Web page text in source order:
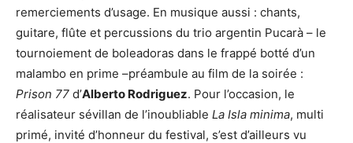
remerciements d’usage. En musique aussi : chants,
guitare, flûte et percussions du trio argentin Pucarà – le
tournoiement de boleadoras dans le frappé botté d’un
malambo en prime –préambule au film de la soirée :
Prison 77 d’Alberto Rodriguez. Pour l’occasion, le
réalisateur sévillan de l’inoubliable La Isla minima, multi
primé, invité d’honneur du festival, s’est d’ailleurs vu